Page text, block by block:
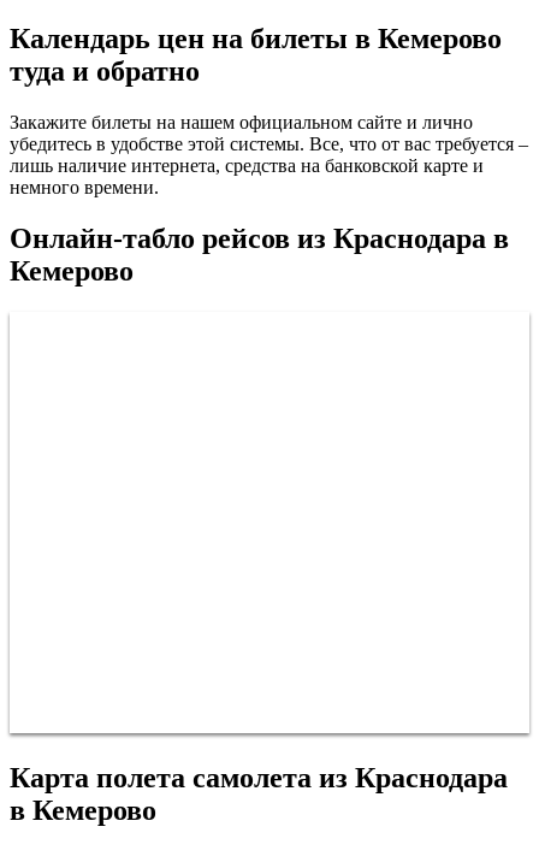
Календарь цен на билеты в Кемерово
туда и обратно
Закажите билеты на нашем официальном сайте и лично
убедитесь в удобстве этой системы. Все, что от вас требуется –
лишь наличие интернета, средства на банковской карте и
немного времени.
Онлайн-табло рейсов из Краснодара в
Кемерово
Карта полета самолета из Краснодара
в Кемерово